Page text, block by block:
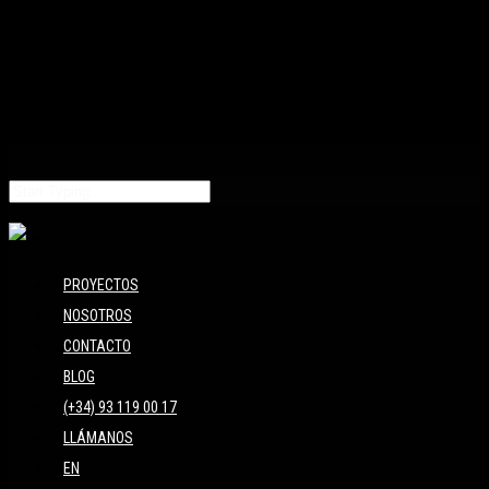
PROYECTOS
NOSOTROS
CONTACTO
BLOG
(+34) 93 119 00 17
LLÁMANOS
EN